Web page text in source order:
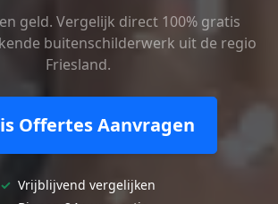
geld. Vergelijk direct 100% gratis
buitenschilderwerk uit de regio
Friesland.
Offertes Aanvragen
✓ Vrijblijvend vergelijken